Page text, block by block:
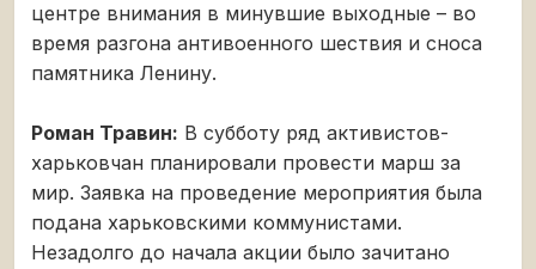
центре внимания в минувшие выходные – во
время разгона антивоенного шествия и сноса
памятника Ленину.
Роман Травин: В субботу ряд активистов-
харьковчан планировали провести марш за
мир. Заявка на проведение мероприятия была
подана харьковскими коммунистами.
Незадолго до начала акции было зачитано